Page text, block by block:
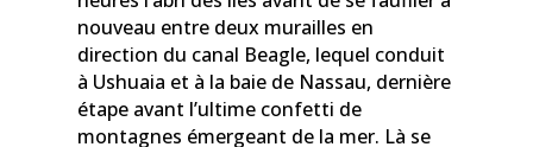
nouveau entre deux murailles en
direction du canal Beagle, lequel conduit
à Ushuaia et à la baie de Nassau, dernière
étape avant l’ultime confetti de
montagnes émergeant de la mer. Là se